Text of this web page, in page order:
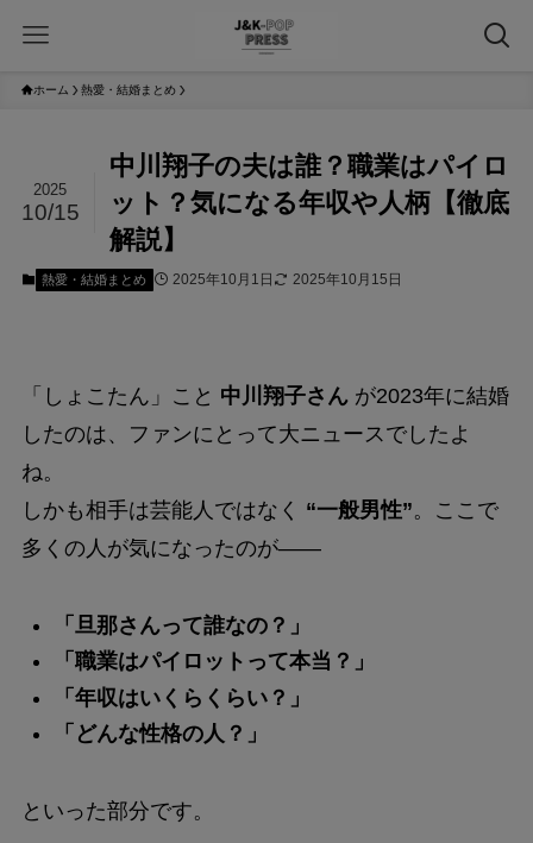
ホーム 熱愛・結婚まとめ
中川翔子の夫は誰？職業はパイロ
ット？気になる年収や人柄【徹底
解説】
2025
10/15
熱愛・結婚まとめ 2025年10月1日 2025年10月15日
「しょこたん」こと 中川翔子さんが2023年に結婚
したのは、ファンにとって大ニュースでしたよ
ね。
しかも相手は芸能人ではなく “一般男性”。ここで
多くの人が気になったのが――
「旦那さんって誰なの？」
「職業はパイロットって本当？」
「年収はいくらくらい？」
「どんな性格の人？」
といった部分です。